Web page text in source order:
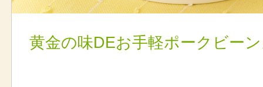
黄金の味DEお手軽ポークビー